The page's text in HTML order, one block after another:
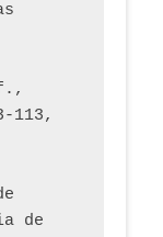
113,
de